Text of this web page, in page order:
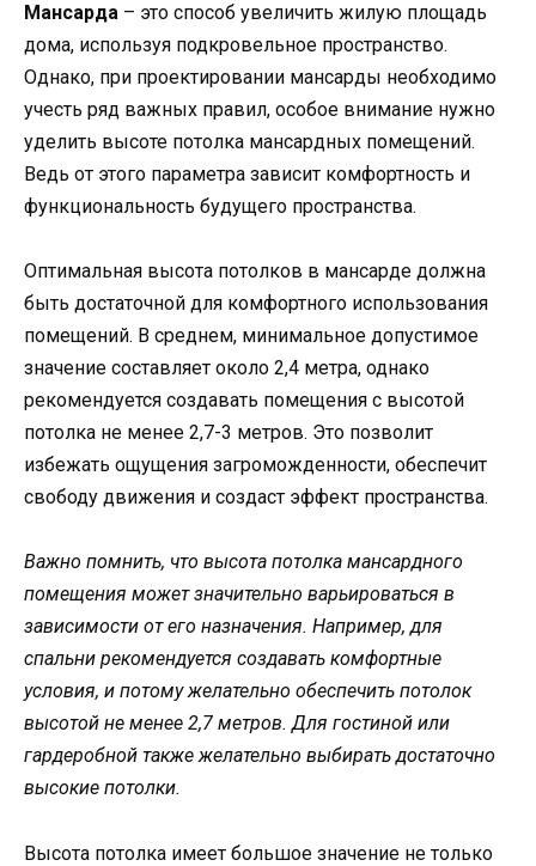
Мансарда – это способ увеличить жилую площадь
дома, используя подкровельное пространство.
Однако, при проектировании мансарды необходимо
учесть ряд важных правил, особое внимание нужно
уделить высоте потолка мансардных помещений.
Ведь от этого параметра зависит комфортность и
функциональность будущего пространства.
Оптимальная высота потолков в мансарде должна
быть достаточной для комфортного использования
помещений. В среднем, минимальное допустимое
значение составляет около 2,4 метра, однако
рекомендуется создавать помещения с высотой
потолка не менее 2,7-3 метров. Это позволит
избежать ощущения загроможденности, обеспечит
свободу движения и создаст эффект пространства.
Важно помнить, что высота потолка мансардного
помещения может значительно варьироваться в
зависимости от его назначения. Например, для
спальни рекомендуется создавать комфортные
условия, и потому желательно обеспечить потолок
высотой не менее 2,7 метров. Для гостиной или
гардеробной также желательно выбирать достаточно
высокие потолки.
Высота потолка имеет большое значение не только